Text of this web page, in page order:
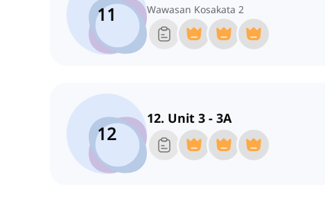
11
Wawasan Kosakata 2
12
12. Unit 3 - 3A